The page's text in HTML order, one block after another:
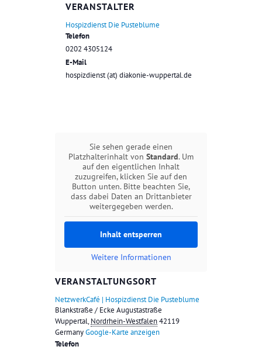
VERANSTALTER
Hospizdienst Die Pusteblume
Telefon
0202 4305124
E-Mail
hospizdienst (at) diakonie-wuppertal.de
VERANSTALTUNGSORT
NetzwerkCafé | Hospizdienst Die Pusteblume
Blankstraße / Ecke Augustastraße
Wuppertal, Nordrhein-Westfalen42119
GermanyGoogle-Karte anzeigen
Telefon
Sie sehen gerade einen
Platzhalterinhalt von Standard. Um
auf den eigentlichen Inhalt
zuzugreifen, klicken Sie auf den
Button unten. Bitte beachten Sie,
dass dabei Daten an Drittanbieter
weitergegeben werden.
Inhalt entsperren
Weitere Informationen